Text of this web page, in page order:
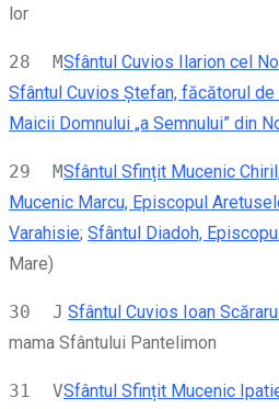
lor
28 MSfântul Cuvios Ilarion cel
Sfântul Cuvios Ștefan, făcătorul de
Maicii Domnului „a Semnului” din
29 MSfântul Sfințit Mucenic
Mucenic Marcu, Episcopul
Varahisie; Sfântul Diadoh,
Mare)
30 J Sfântul Cuvios Ioan
mama Sfântului Pantelimon
31 VSfântul Sfințit Mucenic